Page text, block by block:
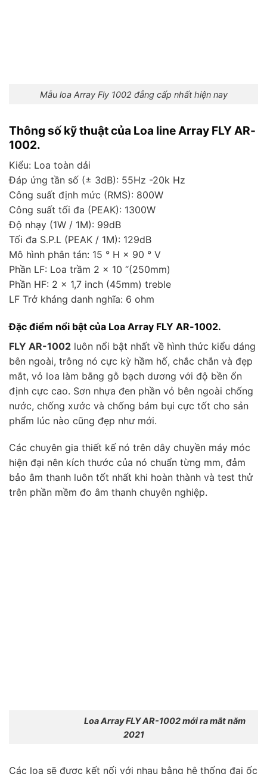
Mẫu loa Array Fly 1002 đẳng cấp nhất hiện nay
Thông số kỹ thuật của Loa line Array FLY AR-
1002.
Kiểu: Loa toàn dải
Đáp ứng tần số (± 3dB): 55Hz -20k Hz
Công suất định mức (RMS): 800W
Công suất tối đa (PEAK): 1300W
Độ nhạy (1W / 1M): 99dB
Tối đa S.P.L (PEAK / 1M): 129dB
Mô hình phân tán: 15 ° H × 90 ° V
Phần LF: Loa trầm 2 x 10 “(250mm)
Phần HF: 2 x 1,7 inch (45mm) treble
LF Trở kháng danh nghĩa: 6 ohm
Đặc điểm nổi bật của Loa Array FLY AR-1002.
FLY AR-1002 luôn nổi bật nhất về hình thức kiểu dáng
bên ngoài, trông nó cực kỳ hầm hố, chắc chắn và đẹp
mắt, vỏ loa làm bằng gỗ bạch dương với độ bền ổn
định cực cao. Sơn nhựa đen phần vỏ bên ngoài chống
nước, chống xước và chống bám bụi cực tốt cho sản
phẩm lúc nào cũng đẹp như mới.
Các chuyên gia thiết kế nó trên dây chuyền máy móc
hiện đại nên kích thước của nó chuẩn từng mm, đảm
bảo âm thanh luôn tốt nhất khi hoàn thành và test thử
trên phần mềm đo âm thanh chuyên nghiệp.
Loa Array FLY AR-1002 mới ra mắt năm
2021
Các loa sẽ được kết nối với nhau bằng hệ thống đai ốc